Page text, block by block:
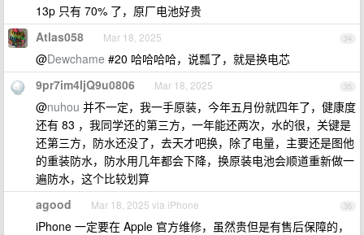
13p 只有 70% 了，原厂电池好贵
34
Atlas058 Mar 18, 2025
@Dewchame #20 哈哈哈哈，说瓢了，就是换电芯
35
9pr7im4IjQ9u0806 Mar 18, 2025
@nuhou 并不一定，我一手原装，今年五月份就四年了，健康度
还有 83 ，我同学还的第三方，一年能还两次，水的很，关键是
还第三方，防水还没了，去天才吧换，除了电量，主要还是图他
的重装防水，防水用几年都会下降，换原装电池会顺道重新做一
遍防水，这个比较划算
36
agood Mar 18, 2025 via iPhone
iPhone 一定要在 Apple 官方维修，虽然贵但是有售后保障的，